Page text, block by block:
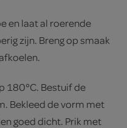
en laat al roerende
zijn. Breng op smaak
180°C. Bestuif de
Bekleed de vorm met
goed dicht. Prik met